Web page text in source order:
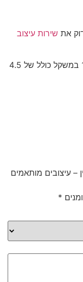
את שירות עיצוב
מחיר הטבעות הוא לזוג טבעות בזהב 14K במשקל כולל של 4.5
– עיצובים מותאמים
*